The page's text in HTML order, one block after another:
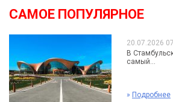
САМОЕ ПОПУЛЯРНОЕ
20.07.2026
В
самый...
» Подробнее